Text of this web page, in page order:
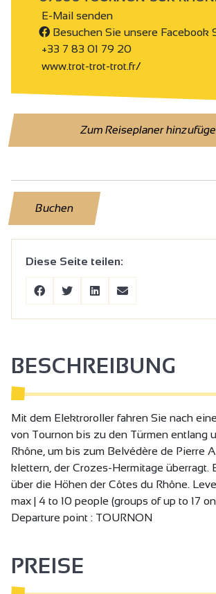
E-Mail senden
Besuchen Sie unsere Facebook
+33 7 83 01 79 20
www.trot-trot-trot.fr/
Zum Reiseplaner
Buchen
Diese Seite teilen:
BESCHREIBUNG
Mit dem Elektroroller fahren Sie nach
von Tournon bis zu den Türmen entlang
Rhône, um bis zum Belvédère de Pierre
klettern, der Crozes-Hermitage überragt.
über die Höhen der Côtes du Rhône.
max | 4 to 10 people (groups of up to 17
Departure point : TOURNON
PREISE